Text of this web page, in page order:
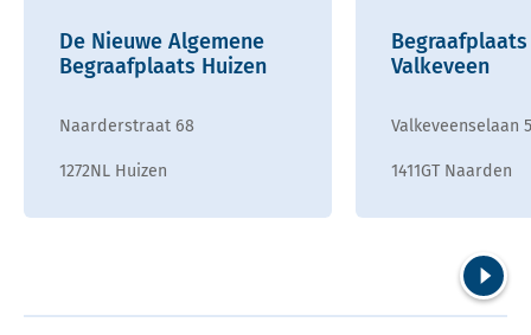
De Nieuwe Algemene
Begraafplaats Huizen
Naarderstraat 68
1272NL Huizen
Valkeveen
Valkeveenselaan
1411GT Naarden